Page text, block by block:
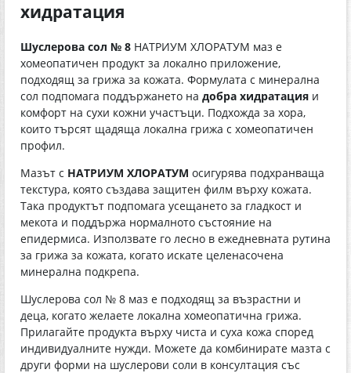
хидратация
Шуслерова сол № 8 НАТРИУМ ХЛОРАТУМ маз е
хомеопатичен продукт за локално приложение,
подходящ за грижа за кожата. Формулата с минерална
сол подпомага поддържането на добра хидратация и
комфорт на сухи кожни участъци. Подхожда за хора,
които търсят щадяща локална грижа с хомеопатичен
профил.
Мазът с НАТРИУМ ХЛОРАТУМ осигурява подхранваща
текстура, която създава защитен филм върху кожата.
Така продуктът подпомага усещането за гладкост и
мекота и поддържа нормалното състояние на
епидермиса. Използвате го лесно в ежедневната рутина
за грижа за кожата, когато искате целенасочена
минерална подкрепа.
Шуслерова сол № 8 маз е подходящ за възрастни и
деца, когато желаете локална хомеопатична грижа.
Прилагайте продукта върху чиста и суха кожа според
индивидуалните нужди. Можете да комбинирате мазта с
други форми на шуслерови соли в консултация със